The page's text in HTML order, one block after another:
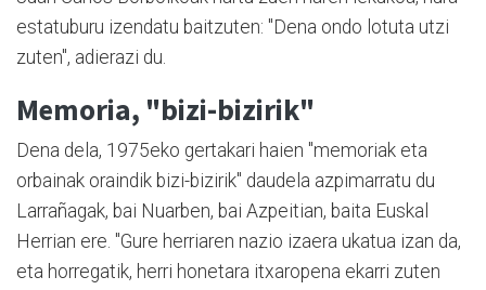
estatuburu izendatu baitzuten: "Dena ondo lotuta utzi
zuten", adierazi du.
Memoria, "bizi-bizirik"
Dena dela, 1975eko gertakari haien "memoriak eta
orbainak oraindik bizi-bizirik" daudela azpimarratu du
Larrañagak, bai Nuarben, bai Azpeitian, baita Euskal
Herrian ere. "Gure herriaren nazio izaera ukatua izan da,
eta horregatik, herri honetara itxaropena ekarri zuten